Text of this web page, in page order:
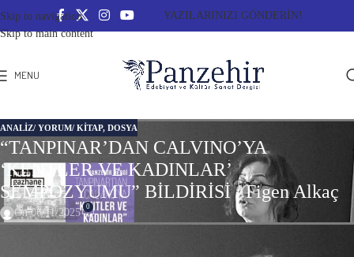
Skip to navigation
Skip to main content
YAZILARINIZI GÖNDERİN!
MENU
ANALIZ/ YORUM/ KITAP, DOSYA
“TANPINAR’DAN CALVINO’YA
‘KENTLER VE KADINLAR’
SEMPOZYUMU” BİLDİRİSİ / Figen Alkaç
On 06/11/2025 0